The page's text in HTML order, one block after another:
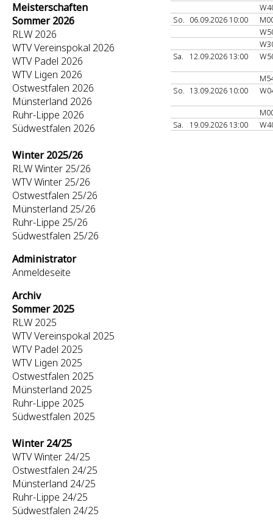
Meisterschaften
Sommer 2026
RLW 2026
WTV Vereinspokal 2026
WTV Padel 2026
WTV Ligen 2026
Ostwestfalen 2026
Münsterland 2026
Ruhr-Lippe 2026
Südwestfalen 2026
Winter 2025/26
RLW Winter 25/26
WTV Winter 25/26
Ostwestfalen 25/26
Münsterland 25/26
Ruhr-Lippe 25/26
Südwestfalen 25/26
Administrator
Anmeldeseite
Archiv
Sommer 2025
RLW 2025
WTV Vereinspokal 2025
WTV Padel 2025
WTV Ligen 2025
Ostwestfalen 2025
Münsterland 2025
Ruhr-Lippe 2025
Südwestfalen 2025
Winter 24/25
WTV Winter 24/25
Ostwestfalen 24/25
Münsterland 24/25
Ruhr-Lippe 24/25
Südwestfalen 24/25
So. 06.09.2026 10:00
Sa.
12.09.2026 13:00
So. 13.09.2026 10:00
Sa.
19.09.2026 13:00